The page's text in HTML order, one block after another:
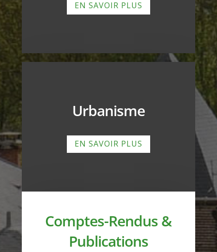
EN SAVOIR PLUS
Urbanisme
EN SAVOIR PLUS
Comptes-Rendus &
Publications